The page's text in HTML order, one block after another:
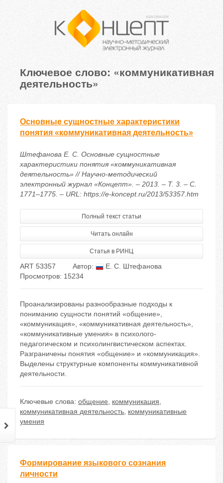
Ключевое слово: «коммуникативная
деятельность»
Основные сущностные характеристики
понятия «коммуникативная деятельность»
Штефанова Е. С. Основные сущностные
характеристики понятия «коммуникативная
деятельность» // Научно-методический
электронный журнал «Концепт». – 2013. – Т. 3. – С.
1771–1775. – URL: https://e-koncept.ru/2013/53357.htm
Полный текст статьи
Читать онлайн
Статья в РИНЦ
ART 53357 Автор:
Е. С. Штефанова
Просмотров: 15234
Проанализированы разнообразные подходы к
пониманию сущности понятий «общение»,
«коммуникация», «коммуникативная деятельность»,
«коммуникативные умения» в психолого-
педагогическом и психолингвистическом аспектах.
Разграничены понятия «общение» и «коммуникация».
Выделены структурные компоненты коммуникативной
деятельности.
Ключевые слова: общение, коммуникация,
коммуникативная деятельность, коммуникативные
умения
Формирование языкового сознания
личности